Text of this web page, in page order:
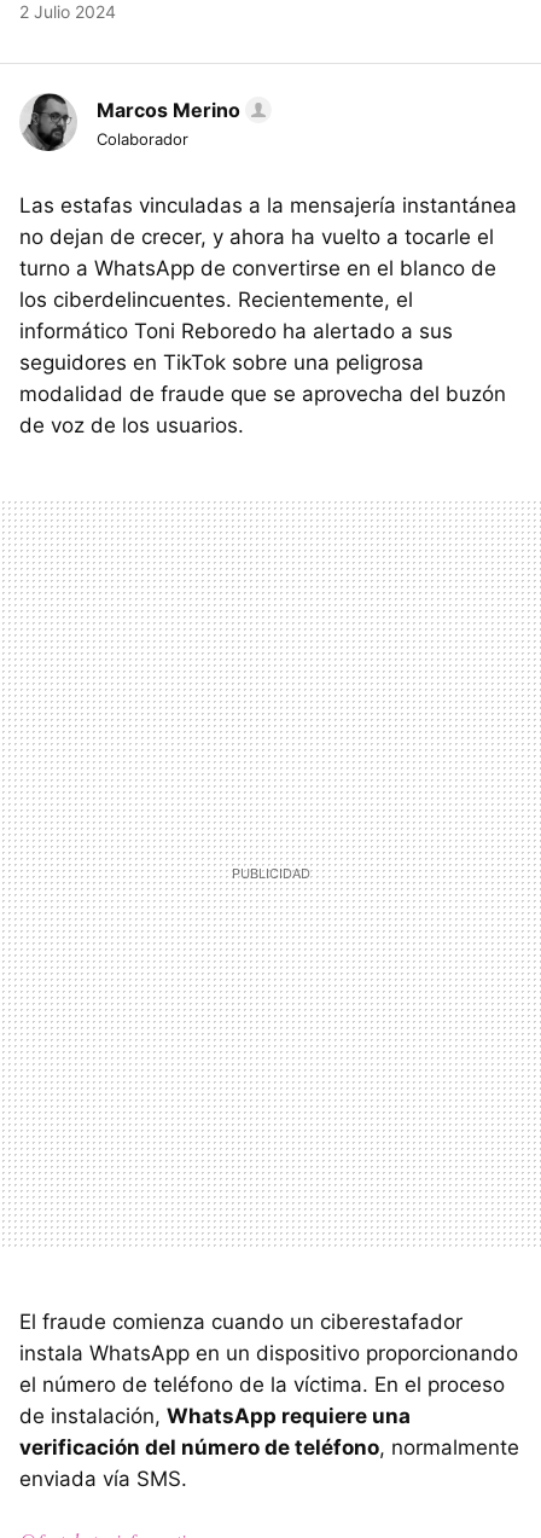
2 Julio 2024
Marcos Merino
Colaborador
Las estafas vinculadas a la mensajería instantánea
no dejan de crecer, y ahora ha vuelto a tocarle el
turno a WhatsApp de convertirse en el blanco de
los ciberdelincuentes. Recientemente, el
informático Toni Reboredo ha alertado a sus
seguidores en TikTok sobre una peligrosa
modalidad de fraude que se aprovecha del buzón
de voz de los usuarios.
El fraude comienza cuando un ciberestafador
instala WhatsApp en un dispositivo proporcionando
el número de teléfono de la víctima. En el proceso
de instalación, WhatsApp requiere una
verificación del número de teléfono, normalmente
enviada vía SMS.